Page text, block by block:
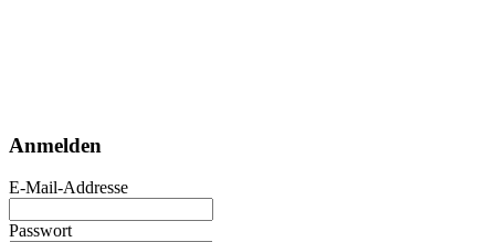
Anmelden
E-Mail-Addresse
Passwort